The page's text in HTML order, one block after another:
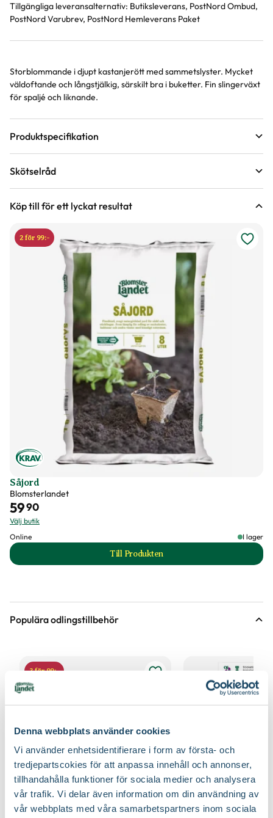
Denna webbplats använder cookies
Vi använder enhetsidentifierare i form av första- och
tredjepartscokies för att anpassa innehåll och annonser,
tillhandahålla funktioner för sociala medier och analysera
vår trafik. Vi delar även information om din användning av
vår webbplats med våra samarbetspartners inom sociala
Tillgängliga leveransalternativ: Butiksleverans, PostNord Ombud,
PostNord Varubrev, PostNord Hemleverans Paket
Produktinformation
Storblommande i djupt kastanjerött med sammetslyster. Mycket
väldoftande och långstjälkig, särskilt bra i buketter. Fin slingerväxt
för spaljé och liknande.
Produktspecifikation
Förväntad sluthöjd
Bladfärg Grön
Juni, Juli, Augusti, September
Förpackningsantal 20 st i förpackningen
Utmärkande egenskaper Doftar, För pollinatörer, Lång
blomningstid, Remonterande
Impecta
337126
Skötselråd
Läge Sol
Köp till för ett lyckat resultat
2 för 99:-
Såjord
Blomsterlandet
5990
Välj butik
Online
I lager
Till Produkten
till Såjord produktsida
Populära odlingstillbehör
3 för 99:-
Fiberpots / Fiberkruka Sticketikett färg